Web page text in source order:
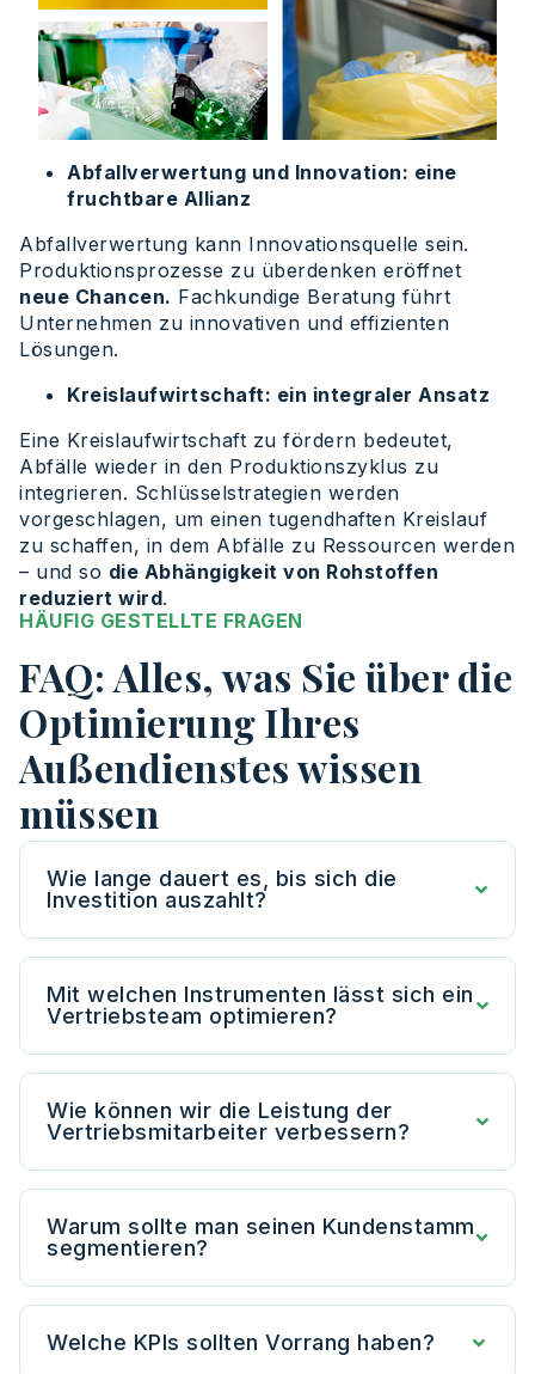
Abfallverwertung und Innovation: eine
fruchtbare Allianz
Abfallverwertung kann Innovationsquelle sein.
Produktionsprozesse zu überdenken eröffnet
neue Chancen. Fachkundige Beratung führt
Unternehmen zu innovativen und effizienten
Lösungen.
Kreislaufwirtschaft: ein integraler Ansatz
Eine Kreislaufwirtschaft zu fördern bedeutet,
Abfälle wieder in den Produktionszyklus zu
integrieren. Schlüsselstrategien werden
vorgeschlagen, um einen tugendhaften Kreislauf
zu schaffen, in dem Abfälle zu Ressourcen werden
– und so die Abhängigkeit von Rohstoffen
reduziert wird.
HÄUFIG GESTELLTE FRAGEN
FAQ: Alles, was Sie über die
Optimierung Ihres
Außendienstes wissen
müssen
Wie lange dauert es, bis sich die
Investition auszahlt?
Mit welchen Instrumenten lässt sich ein
Vertriebsteam optimieren?
Wie können wir die Leistung der
Vertriebsmitarbeiter verbessern?
Warum sollte man seinen Kundenstamm
segmentieren?
Welche KPIs sollten Vorrang haben?